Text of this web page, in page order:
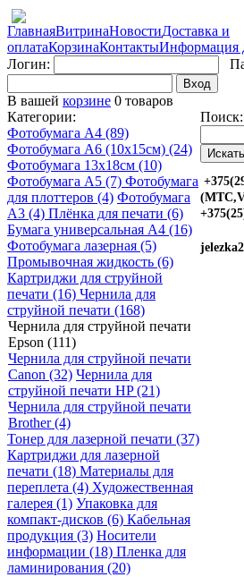
ГлавнаяВитринаНовостиДоставка и
оплатаКорзинаКонтактыИнформация
Логин:
Вход
В вашей корзине 0 товаров
Категории:
Фотобумага A4 (89)
Фотобумага A6 (10х15см) (24)
Фотобумага 13х18см (10)
Фотобумага A5 (7) Фотобумага
для плоттеров (4) Фотобумага
A3 (4) Плёнка для печати (6)
Бумага универсальная A4 (16)
Фотобумага лазерная (5)
Промывочная жидкость (6)
Картриджи для струйной
печати (16) Чернила для
струйной печати (168)
Чернила для струйной печати
Epson (111)
Чернила для струйной печати
Canon (32) Чернила для
струйной печати HP (21)
Чернила для струйной печати
Brother (4)
Тонер для лазерной печати (37)
Картриджи для лазерной
печати (18) Материалы для
переплета (4) Художественная
галерея (1) Упаковка для
компакт-дисков (6) Кабельная
продукция (3) Носители
информации (18) Пленка для
ламинирования (20)
Поиск: